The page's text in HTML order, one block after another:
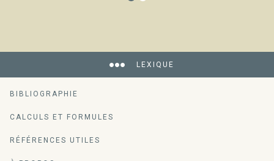
LEXIQUE
BIBLIOGRAPHIE
CALCULS ET FORMULES
RÉFÉRENCES UTILES